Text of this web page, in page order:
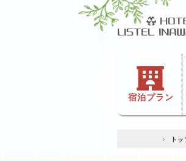
宿泊プラン